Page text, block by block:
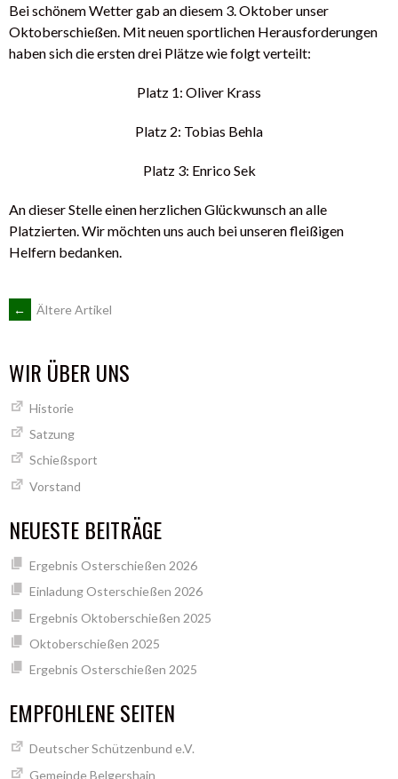
Bei schönem Wetter gab an diesem 3. Oktober unser
Oktoberschießen. Mit neuen sportlichen Herausforderungen
haben sich die ersten drei Plätze wie folgt verteilt:
Platz 1: Oliver Krass
Platz 2: Tobias Behla
Platz 3: Enrico Sek
An dieser Stelle einen herzlichen Glückwunsch an alle
Platzierten. Wir möchten uns auch bei unseren fleißigen
Helfern bedanken.
BEITRAGSNAVIGATION
← Ältere Artikel
WIR ÜBER UNS
Historie
Satzung
Schießsport
Vorstand
NEUESTE BEITRÄGE
Ergebnis Osterschießen 2026
Einladung Osterschießen 2026
Ergebnis Oktoberschießen 2025
Oktoberschießen 2025
Ergebnis Osterschießen 2025
EMPFOHLENE SEITEN
Deutscher Schützenbund e.V.
Gemeinde Belgershain